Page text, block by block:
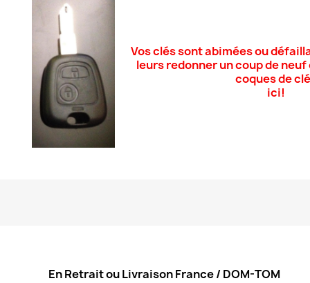
Vos clés sontabimées ou
leurs redonner un coup de
coques de
ici!
En Retrait ou Livraison France / DOM-TOM